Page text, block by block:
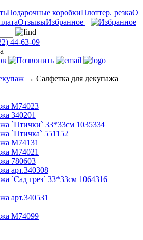
Подарочные коробкиПлоттер. резкаО
ОтзывыИзбранное
44-63-09
→ Салфетка для декупажа